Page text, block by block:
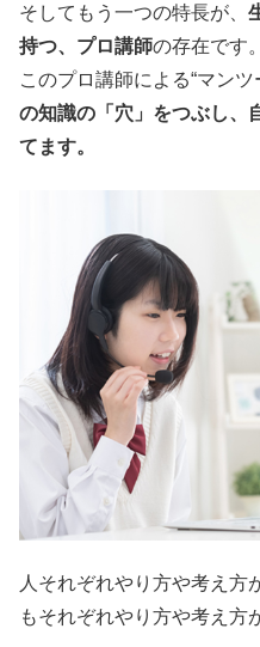
そしてもう一つの特長が、
持つ、プロ講師の存在です。
このプロ講師による“マンツ
の知識の「穴」をつぶし、
てます。
人それぞれやり方や考え方
もそれぞれやり方や考え方